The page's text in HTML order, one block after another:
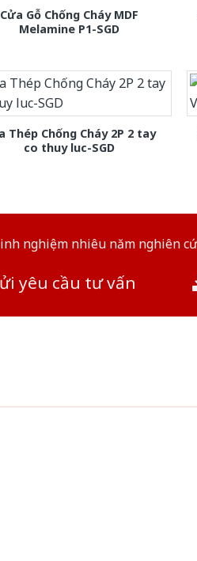
Cửa Gỗ Chống Cháy MDF
Melamine P1-SGD
Thép Chống Cháy 2P 2 tay
co thuy luc-SGD
nghiệm nhiêu năm nghiên
yêu cầu tư vấn